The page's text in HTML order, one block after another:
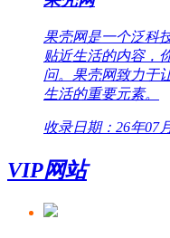
果壳网是一个泛科
贴近生活的内容，
问。果壳网致力于
生活的重要元素。
收录日期：26年07
VIP网站